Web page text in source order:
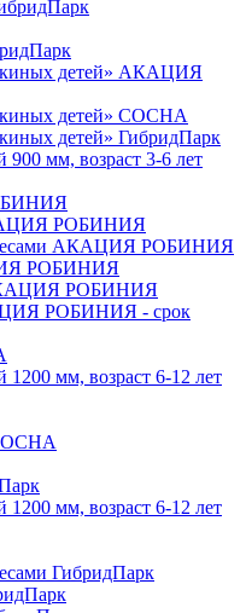
детей» АКАЦИЯ
детей» СОСНА
детей» ГибридПарк
мм, возраст 3-6 лет
РОБИНИЯ
АКАЦИЯ РОБИНИЯ
РОБИНИЯ
РОБИНИЯ
РОБИНИЯ - срок
мм, возраст 6-12 лет
мм, возраст 6-12 лет
ГибридПарк